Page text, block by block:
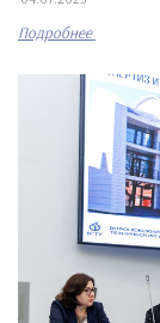
Подробнее